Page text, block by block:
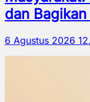
dan
6 Agustus 2026